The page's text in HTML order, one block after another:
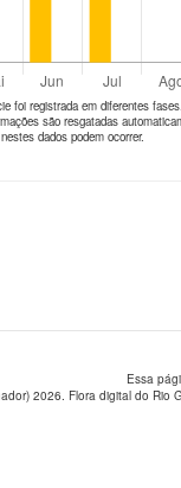
foi registrada em diferentes
são resgatadas
dados podem ocorrer.
Essa
2026. Flora digital do